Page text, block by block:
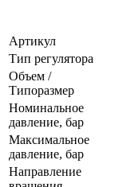
Артикул
Тип регулятора
Объем /
Типоразмер
Номинальное
давление, бар
Максимальное
давление, бар
Направление